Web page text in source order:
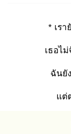
* เรา
เธอไ
ฉันยั
แต่